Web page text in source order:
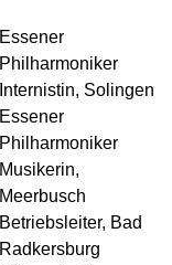
Essener
Philharmoniker
Internistin, Solingen
Essener
Philharmoniker
Musikerin,
Meerbusch
Betriebsleiter, Bad
Radkersburg